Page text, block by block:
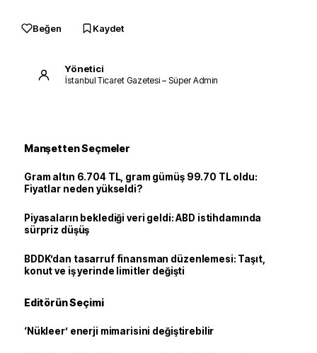
Beğen Kaydet
Yönetici
İstanbul Ticaret Gazetesi – Süper Admin
Manşetten Seçmeler
Gram altın 6.704 TL, gram gümüş 99.70 TL oldu:
Fiyatlar neden yükseldi?
Piyasaların beklediği veri geldi: ABD istihdamında
sürpriz düşüş
BDDK’dan tasarruf finansman düzenlemesi: Taşıt,
konut ve iş yerinde limitler değişti
Editörün Seçimi
‘Nükleer’ enerji mimarisini değiştirebilir